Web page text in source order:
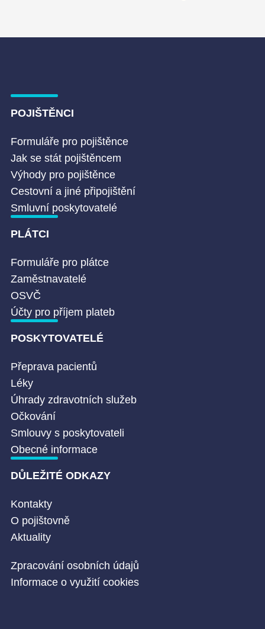
POJIŠTĚNCI
Formuláře pro pojištěnce
Jak se stát pojištěncem
Výhody pro pojištěnce
Cestovní a jiné připojištění
Smluvní poskytovatelé
PLÁTCI
Formuláře pro plátce
Zaměstnavatelé
OSVČ
Účty pro příjem plateb
POSKYTOVATELÉ
Přeprava pacientů
Léky
Úhrady zdravotních služeb
Očkování
Smlouvy s poskytovateli
Obecné informace
DŮLEŽITÉ ODKAZY
Kontakty
O pojištovně
Aktuality
Zpracování osobních údajů
Informace o využití cookies